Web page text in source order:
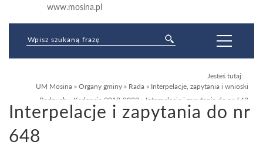
www.mosina.pl
Jesteś tutaj:
UM Mosina » Organy gminy » Rada » Interpelacje, zapytania i wnioski
Radnych » Kadencja 2018-2023 » Interpelacje i zapytania do nr 648
Interpelacje i zapytania do nr
648